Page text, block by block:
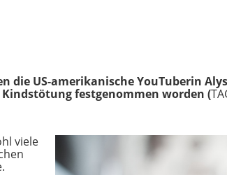
die US-amerikanische YouTuberin
Kindstötung festgenommen worden (
viele